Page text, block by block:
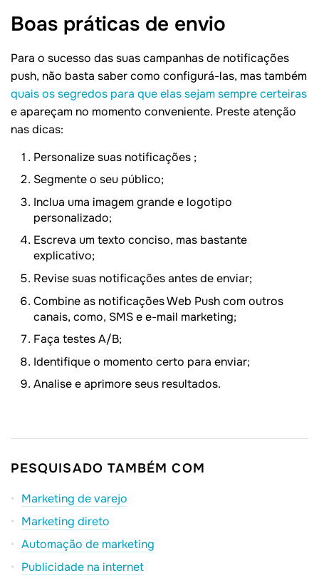
Boas práticas de envio
Para o sucesso das suas campanhas de notificações
push, não basta saber como configurá-las, mas também
quais os segredos para que elas sejam sempre certeiras
e apareçam no momento conveniente. Preste atenção
nas dicas:
Personalize suas notificações ;
Segmente o seu público;
Inclua uma imagem grande e logotipo
personalizado;
Escreva um texto conciso, mas bastante
explicativo;
Revise suas notificações antes de enviar;
Combine as notificações Web Push com outros
canais, como, SMS e e-mail marketing;
Faça testes A/B;
Identifique o momento certo para enviar;
Analise e aprimore seus resultados.
PESQUISADO TAMBÉM COM
Marketing de varejo
Marketing direto
Automação de marketing
Publicidade na internet